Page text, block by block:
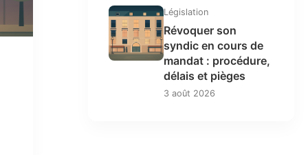
Législation
Révoquer son
syndic en cours de
mandat : procédure,
délais et pièges
3 août 2026